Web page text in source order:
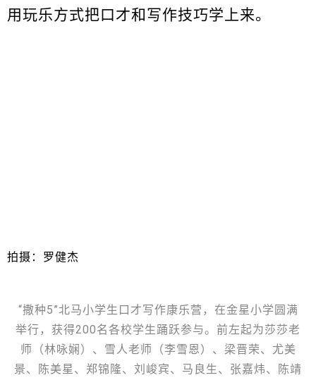
用玩乐方式把口才和写作技巧学上来。
拍摄：罗健杰
“撒种5”北马小学生口才写作康乐营，在金星小学圆满
举行，获得200名各校学生踊跃参与。前左起为莎莎老
师（林咏娴）、雪人老师（李雪恩）、梁晋荣、尤美
景、陈美星、郑锦隆、刘峻宾、马良生、张嘉炜、陈靖